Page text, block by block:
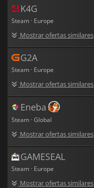
K4G
Steam · Europe
Mostrar ofertas similares
G2A
Steam · Europe
Mostrar ofertas similares
Eneba
Steam · Global
Mostrar ofertas similares
GAMESEAL
Steam · Europe
Mostrar ofertas similares